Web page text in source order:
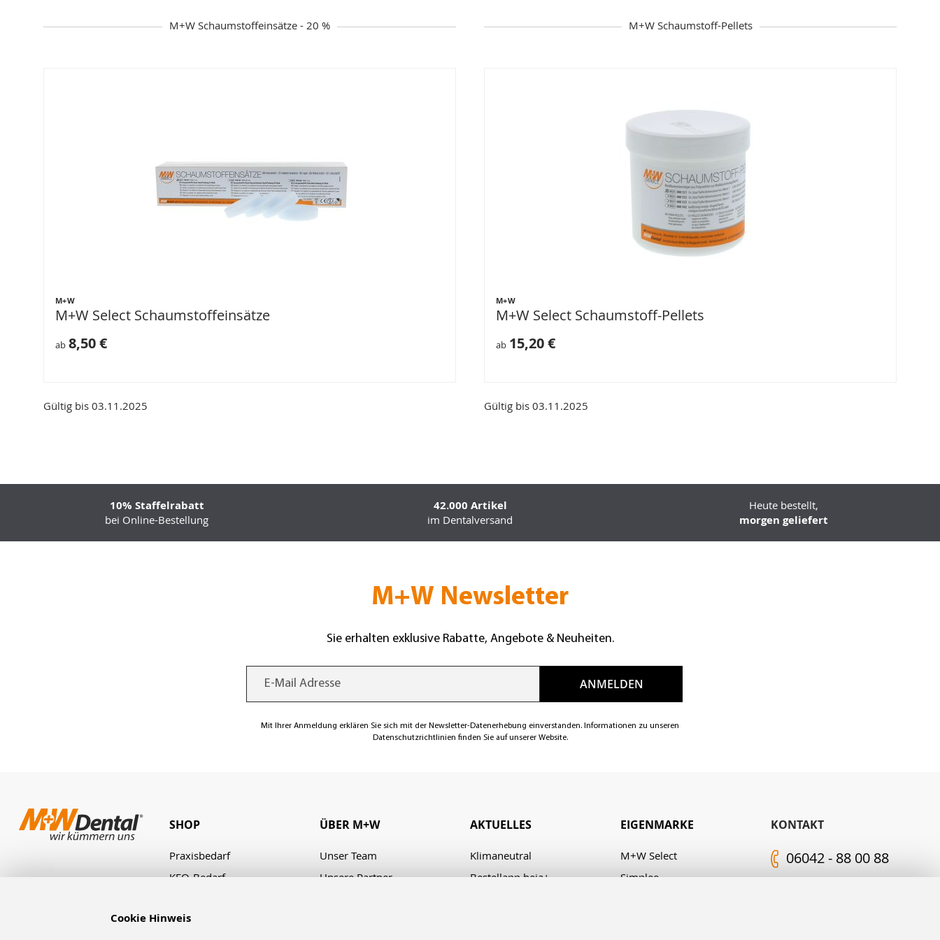
Cookie Hinweis
M+W Schaumstoffeinsätze - 20 %
M+W
M+W Select Schaumstoffeinsätze
ab 8,50 €
Gültig bis 03.11.2025
M+W Schaumstoff-Pellets
M+W
M+W Select Schaumstoff-Pellets
ab 15,20 €
Gültig bis 03.11.2025
10% Staffelrabatt
bei Online-Bestellung
42.000 Artikel
im Dentalversand
Heute bestellt,
morgen geliefert
M+W Newsletter
Sie erhalten exklusive Rabatte, Angebote & Neuheiten.
Mit Ihrer Anmeldung erklären Sie sich mit der Newsletter-Datenerhebung einverstanden. Informationen zu unseren
Datenschutzrichtlinien finden Sie auf unserer Website.
KONTAKT
06042 - 88 00 88
SHOP
Praxisbedarf
KFO-Bedarf
Zahnbestellung
ÜBER M+W
Unser Team
Unsere Partner
AKTUELLES
Klimaneutral
Bestellapp heja+
EIGENMARKE
M+W Select
Simplee